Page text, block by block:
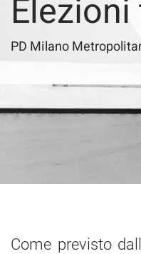
PD Milano
Come previsto